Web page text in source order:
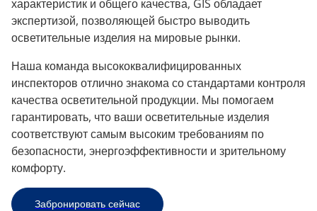
характеристик и общего качества, GIS обладает
экспертизой, позволяющей быстро выводить
осветительные изделия на мировые рынки.
Наша команда высококвалифицированных
инспекторов отлично знакома со стандартами контроля
качества осветительной продукции. Мы помогаем
гарантировать, что ваши осветительные изделия
соответствуют самым высоким требованиям по
безопасности, энергоэффективности и зрительному
комфорту.
Забронировать сейчас